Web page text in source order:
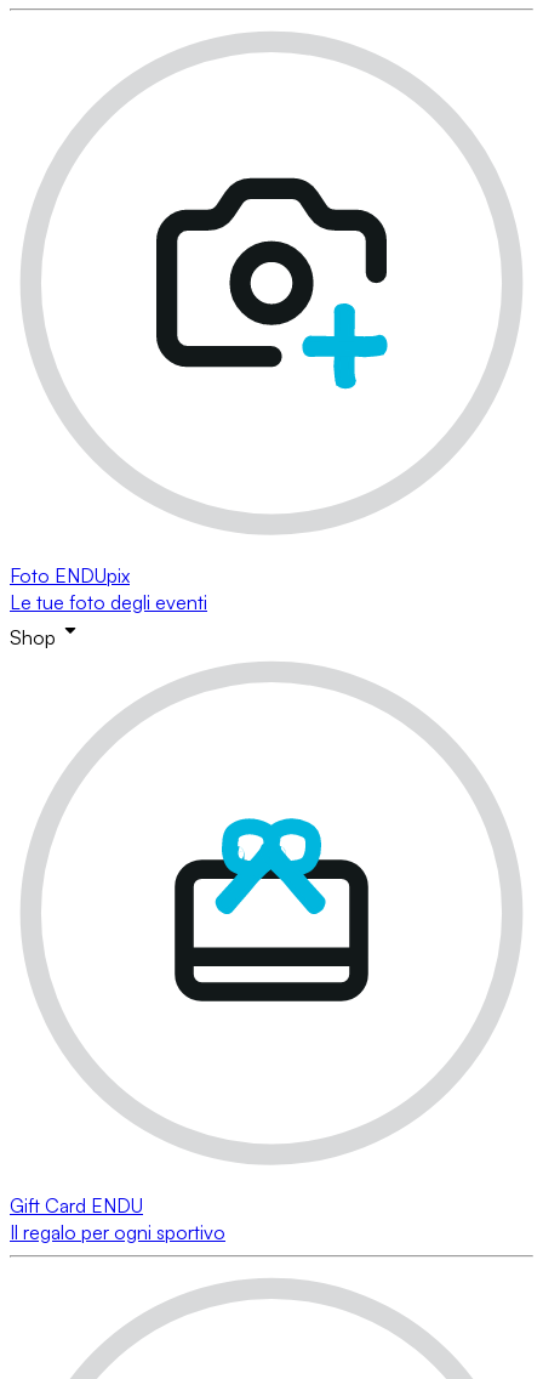
Foto ENDUpix
Le tue foto degli eventi
Shop
Gift Card ENDU
Il regalo per ogni sportivo